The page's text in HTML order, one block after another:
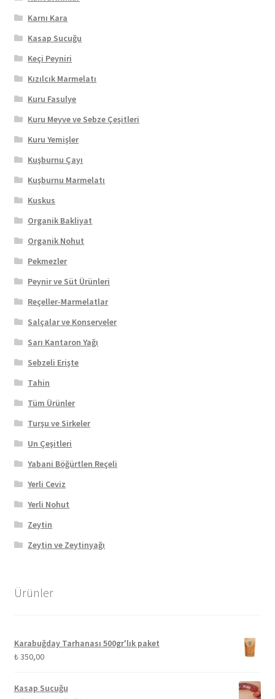
Karnı Kara
Kasap Sucuğu
Keçi Peyniri
Kızılcık Marmelatı
Kuru Fasulye
Kuru Meyve ve Sebze Çeşitleri
Kuru Yemişler
Kuşburnu Çayı
Kuşburnu Marmelatı
Kuskus
Organik Bakliyat
Organik Nohut
Pekmezler
Peynir ve Süt Ürünleri
Reçeller-Marmelatlar
Salçalar ve Konserveler
Sarı Kantaron Yağı
Sebzeli Erişte
Tahin
Tüm Ürünler
Turşu ve Sirkeler
Un Çeşitleri
Yabani Böğürtlen Reçeli
Yerli Ceviz
Yerli Nohut
Zeytin
Zeytin ve Zeytinyağı
Ürünler
Karabuğday Tarhanası 500gr'lık paket
₺350,00
Kasap Sucuğu